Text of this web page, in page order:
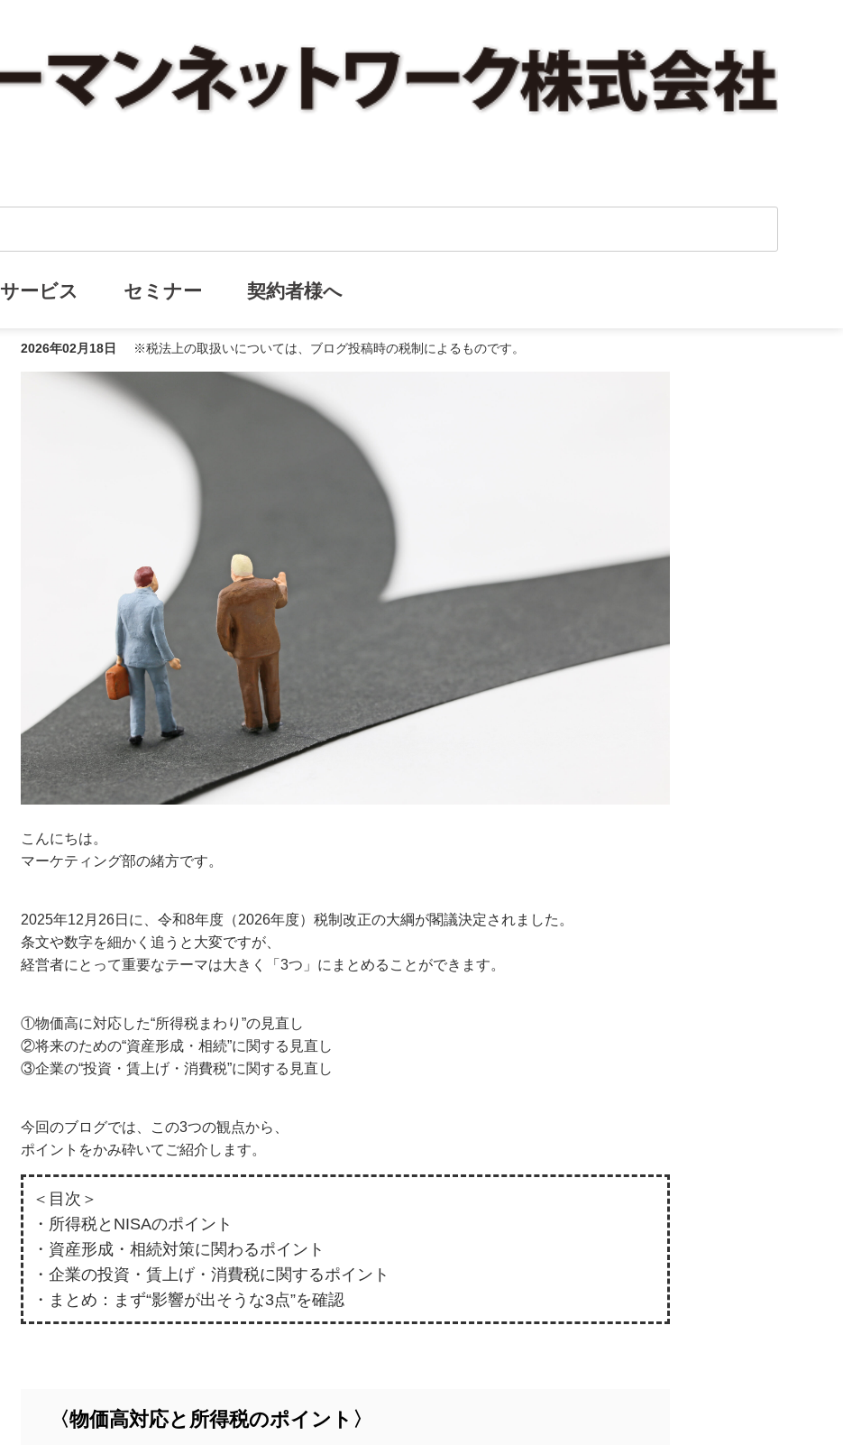
サービス セミナー 契約者様へ
2026年02月18日 ※税法上の取扱いについては、ブログ投稿時の税制によるものです。
こんにちは。
マーケティング部の緒方です。
2025年12月26日に、令和8年度（2026年度）税制改正の大綱が閣議決定されました。
条文や数字を細かく追うと大変ですが、
経営者にとって重要なテーマは大きく「3つ」にまとめることができます。
①物価高に対応した“所得税まわり”の見直し
②将来のための“資産形成・相続”に関する見直し
③企業の“投資・賃上げ・消費税”に関する見直し
今回のブログでは、この3つの観点から、
ポイントをかみ砕いてご紹介します。
＜目次＞
・所得税とNISAのポイント
・資産形成・相続対策に関わるポイント
・企業の投資・賃上げ・消費税に関するポイント
・まとめ：まず“影響が出そうな3点”を確認
〈物価高対応と所得税のポイント〉